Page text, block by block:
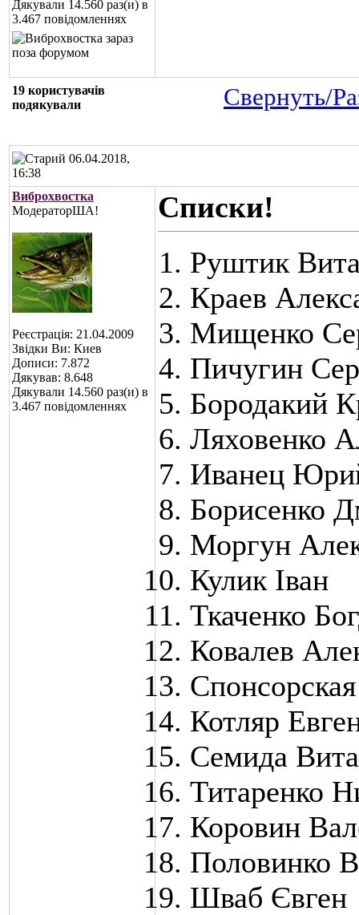
Дякували 14.560 раз(и) в
3.467 повідомленнях
19 користувачів
подякували
Свернуть/
06.04.2018,
16:38
Виброхвостка
МодераторША!
Реєстрація: 21.04.2009
Звідки Ви: Киев
Дописи: 7.872
Дякував: 8.648
Дякували 14.560 раз(и) в
3.467 повідомленнях
Списки!
Руштик
Краев
Мищенко
Пичугин
Бородакий
Ляховенко
Иванец
Борисенко
Моргун
Кулик Іван
Ткаченко
Ковалев
Котляр
Семида
Титаренко
Коровин
Половинко
Шваб Євген